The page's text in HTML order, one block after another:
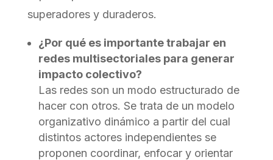
superadores y duraderos.
¿Por qué es importante trabajar en
redes multisectoriales para generar
impacto colectivo?
Las redes son un modo estructurado de
hacer con otros. Se trata de un modelo
organizativo dinámico a partir del cual
distintos actores independientes se
proponen coordinar, enfocar y orientar